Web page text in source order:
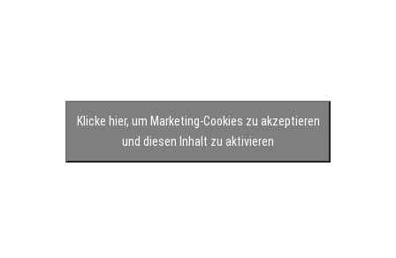
Klicke hier, um Marketing-Cookies zu akzeptieren
und diesen Inhalt zu aktivieren